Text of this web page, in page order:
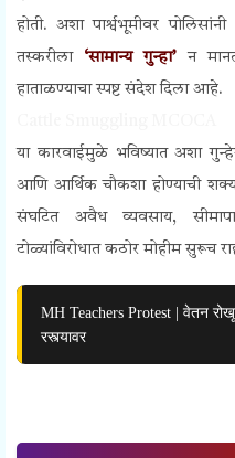
होती. अशा पार्श्वभूमीवर
तस्करीला ‘सामान्य गुन्हा’न
हाताळण्याचा स्पष्ट संदेश दिला आहे.
या कारवाईमुळे भविष्यात अशा
आणि आर्थिक चौकशा होण्याची
संघटित अवैध व्यवसाय,
टोळ्यांविरोधात कठोर मोहीम
MH Teachers Protest | वेतन
रस्त्यावर